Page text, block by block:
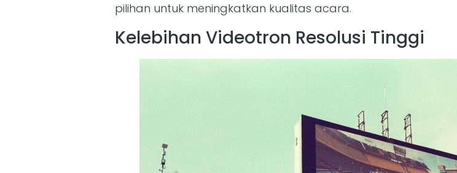
pilihan untuk meningkatkan kualitas acara.
Kelebihan Videotron Resolusi Tinggi